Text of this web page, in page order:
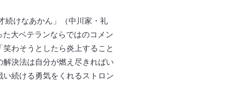
続けなあかん」（中川家・礼
大ベテランならではのコメン
わそうとしたら炎上すること
決法は自分が燃え尽きればい
続ける勇気をくれるストロン